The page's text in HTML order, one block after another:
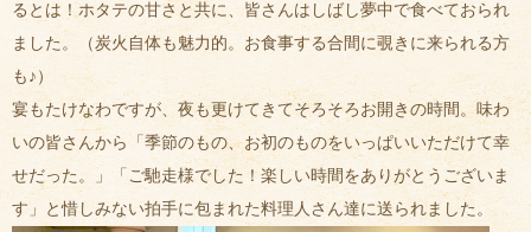
るとは！ホタテの甘さと共に、皆さんはしばし夢中で食べておられ
ました。（炭火自体も魅力的。お食事する合間に覗きに来られる方
も♪）
宴もたけなわですが、夜も更けてきてそろそろお開きの時間。味わ
いの皆さんから「季節のもの、お初のものをいっぱいいただけて幸
せだった。」「ご馳走様でした！楽しい時間をありがとうございま
す」と惜しみない拍手に包まれた料理人さん達に送られました。